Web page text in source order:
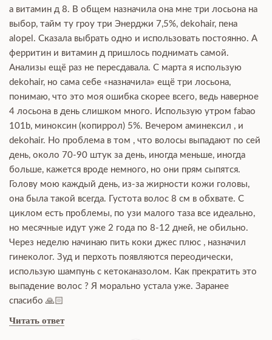
а витамин д 8. В общем назначила она мне три лосьона на
выбор, тайм ту гроу три Энерджи 7,5%, dekohair, пена
alopel. Сказала выбрать одно и использовать постоянно. А
ферритин и витамин д пришлось поднимать самой.
Анализы ещё раз не пересдавала. С марта я использую
dekohair, но сама себе «назначила» ещё три лосьона,
понимаю, что это моя ошибка скорее всего, ведь наверное
4 лосьона в день слишком много. Использую утром fabao
101b, миноксин (копиррол) 5%. Вечером аминексил , и
dekohair. Но проблема в том , что волосы выпадают по сей
день, около 70-90 штук за день, иногда меньше, иногда
больше, кажется вроде немного, но они прям сыпятся.
Голову мою каждый день, из-за жирности кожи головы,
она была такой всегда. Густота волос 8 см в обхвате. С
циклом есть проблемы, по узи малого таза все идеально,
но месячные идут уже 2 года по 8-12 дней, не обильно.
Через неделю начинаю пить коки джес плюс , назначил
гинеколог. Зуд и перхоть появляются переодически,
использую шампунь с кетоканазолом. Как прекратить это
выпадение волос ? Я морально устала уже. Заранее
спасибо 🙏🏻
Читать ответ